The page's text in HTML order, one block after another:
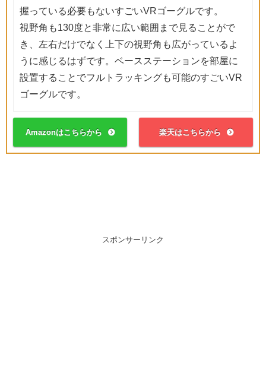
握っている必要もないすごいVRゴーグルです。
視野角も130度と非常に広い範囲まで見ることがで
き、左右だけでなく上下の視野角も広がっているよ
うに感じるはずです。ベースステーションを部屋に
設置することでフルトラッキングも可能のすごいVR
ゴーグルです。
Amazonはこちらから 楽天はこちらから
スポンサーリンク